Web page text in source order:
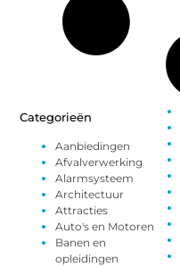
Categorieën
Aanbiedingen
Afvalverwerking
Alarmsysteem
Architectuur
Attracties
Auto's en Motoren
Banen en
opleidingen